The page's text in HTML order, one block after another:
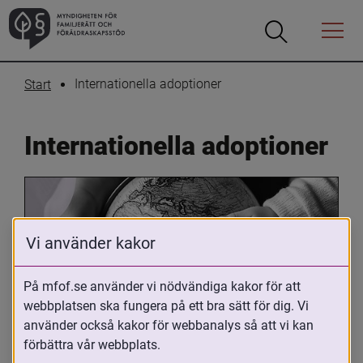
Öppna
Öppna
Menyn
Start Internationella adoptioner
Internationella adoptioner
Oavsett om du är adopterad,
adoptivförälder eller arbetar med
Vi använder kakor
På mfof.se använder vi nödvändiga kakor för att
webbplatsen ska fungera på ett bra sätt för dig. Vi
använder också kakor för webbanalys så att vi kan
förbättra vår webbplats.